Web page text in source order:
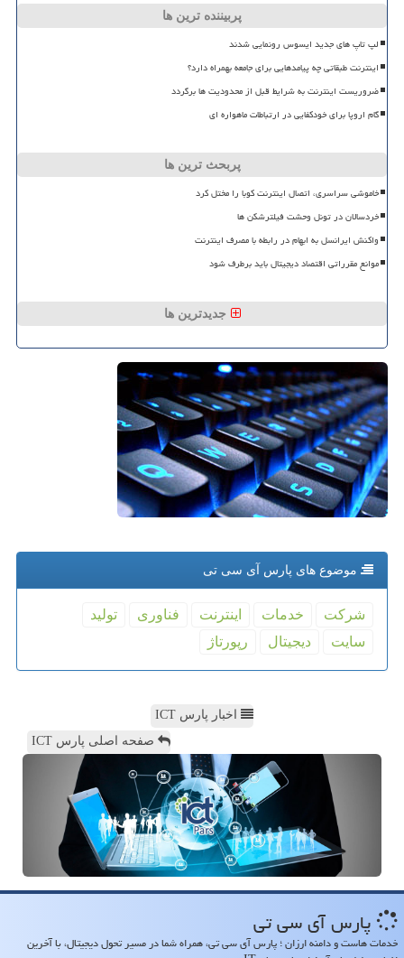
پربیننده ترین ها
لپ تاپ های جدید ایسوس رونمایی شدند
اینترنت طبقاتی چه پیامدهایی برای جامعه بهمراه دارد؟
ضروریست اینترنت به شرایط قبل از محدودیت ها برگردد
گام اروپا برای خودکفایی در ارتباطات ماهواره ای
پربحث ترین ها
خاموشی سراسری، اتصال اینترنت کوبا را مختل کرد
خردسالان در تونل وحشت فیلترشکن ها
واکنش ایرانسل به ابهام در رابطه با مصرف اینترنت
موانع مقرراتی اقتصاد دیجیتال باید برطرف شود
جدیدترین ها
موضوع های پارس آی سی تی
شركت خدمات اینترنت فناوری
تولید
سایت
دیجیتال رپورتاژ
اخبار پارس ICT
صفحه اصلی پارس ICT
پارس آی سی تی
خدمات هاست و دامنه ارزان ؛ پارس آی سی تی، همراه شما در مسیر تحول دیجیتال، با آخرین